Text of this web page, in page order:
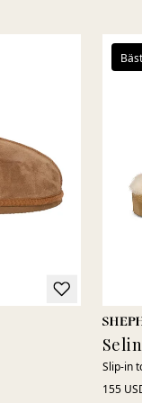
Slip-in
155